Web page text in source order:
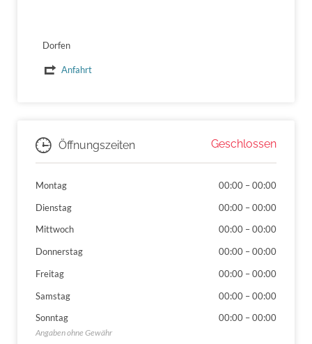
Dorfen
Anfahrt
Öffnungszeiten Geschlossen
Montag 00:00 –00:00
Dienstag
00:00 –00:00
Mittwoch
00:00 –00:00
Donnerstag
00:00 –00:00
Freitag
00:00 –00:00
Samstag
00:00 –00:00
Sonntag
00:00 –00:00